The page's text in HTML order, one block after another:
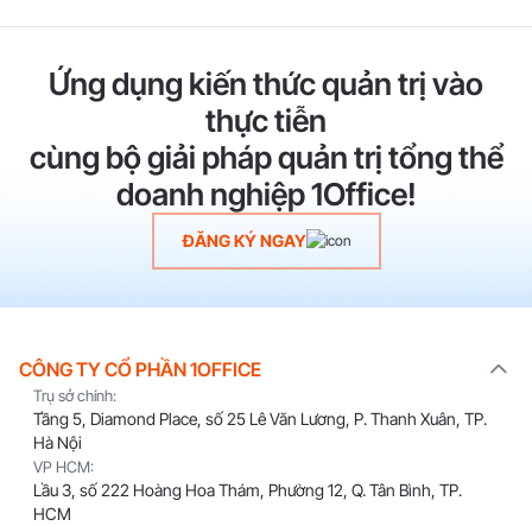
Ứng dụng kiến thức quản trị vào
thực tiễn
cùng bộ giải pháp quản trị tổng thể
doanh nghiệp 1Office!
ĐĂNG KÝ NGAY
CÔNG TY CỔ PHẦN 1OFFICE
Trụ sở chính:
Tầng 5, Diamond Place, số 25 Lê Văn Lương, P. Thanh Xuân, TP.
Hà Nội
VP HCM:
Lầu 3, số 222 Hoàng Hoa Thám, Phường 12, Q. Tân Bình, TP.
HCM